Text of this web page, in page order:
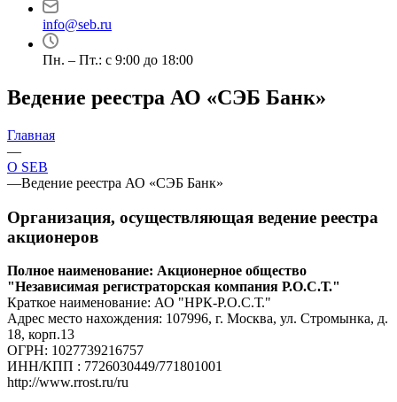
info@seb.ru
Пн. – Пт.: с 9:00 до 18:00
Ведение реестра АО «СЭБ Банк»
Главная
—
О SEB
—Ведение реестра АО «СЭБ Банк»
Организация, осуществляющая ведение реестра
акционеров
Полное наименование: Акционерное общество
"Независимая регистраторская компания Р.О.С.Т."
Краткое наименование: АО "НРК-Р.О.С.Т."
Адрес место нахождения: 107996, г. Москва, ул. Стромынка, д.
18, корп.13
ОГРН: 1027739216757
ИНН/КПП : 7726030449/771801001
http://www.rrost.ru/ru